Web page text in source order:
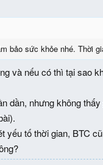
bảo sức khỏe nhé. Thời
và nếu có thì tại sao
dần, nhưng không
tố thời gian, BTC